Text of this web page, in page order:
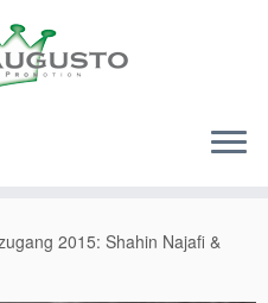
2015: Shahin Najafi &